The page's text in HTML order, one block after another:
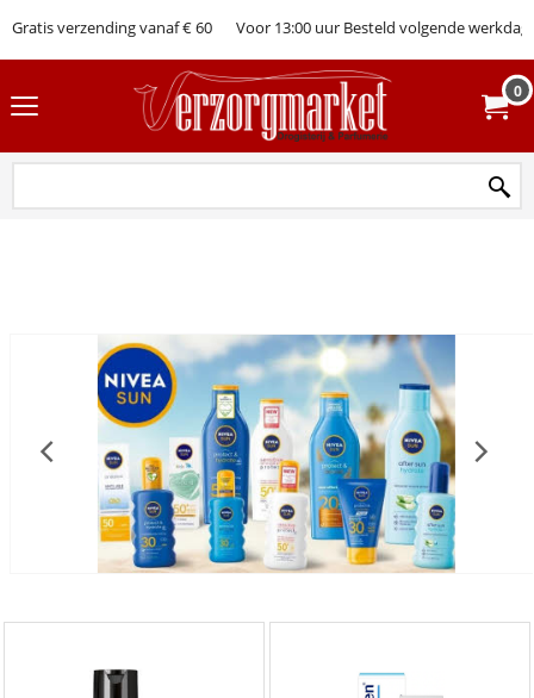
Gratis verzending vanaf € 60 Voor 13:00 uur Besteld volgende werkdag
0